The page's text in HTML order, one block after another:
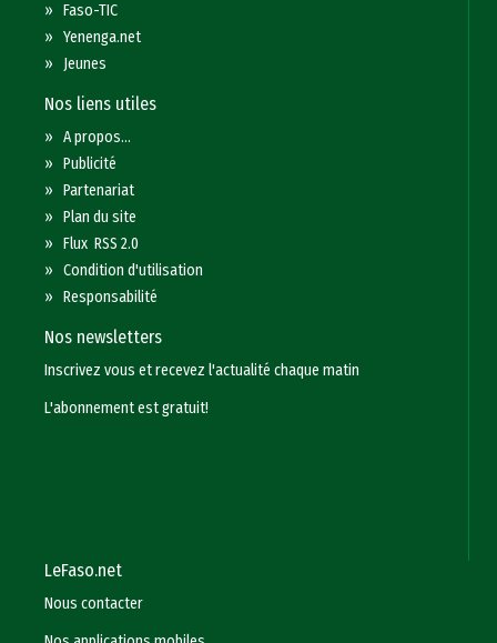
»Faso-TIC
»Yenenga.net
» Jeunes
Nos liens utiles
»A propos...
»Publicité
»Partenariat
»Plan du site
»Flux RSS 2.0
»Condition d'utilisation
»Responsabilité
Nos newsletters
Inscrivez vous et recevez l'actualité chaque matin
L'abonnement est gratuit!
LeFaso.net
Nous contacter